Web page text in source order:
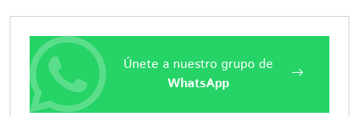
Únete a nuestro grupo de
WhatsApp